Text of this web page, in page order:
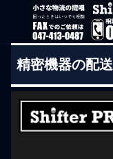
精密機器の配